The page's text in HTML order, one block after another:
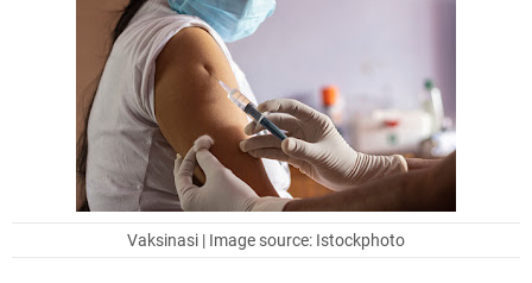
Vaksinasi | Image source: Istockphoto